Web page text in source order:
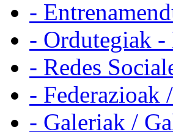
-
- Ordutegiak -
- Redes
- Federazioak
- Galeriak /